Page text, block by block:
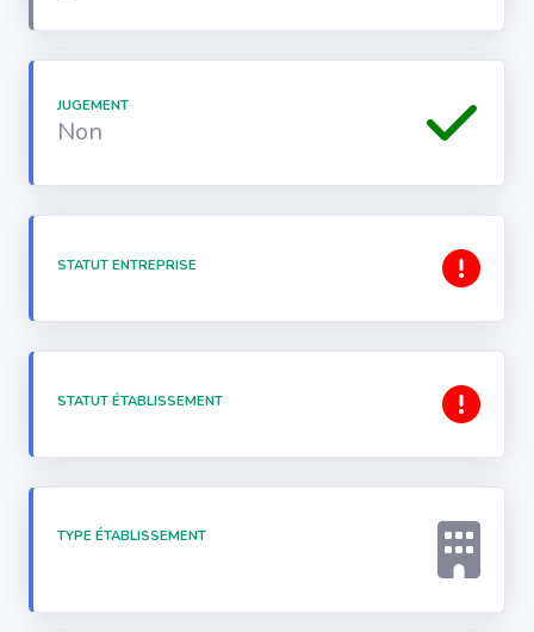
JUGEMENT
Non
STATUT ENTREPRISE
STATUT ÉTABLISSEMENT
TYPE ÉTABLISSEMENT